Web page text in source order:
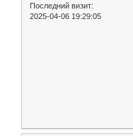
Последний визит:
2025-04-06 19:29:05